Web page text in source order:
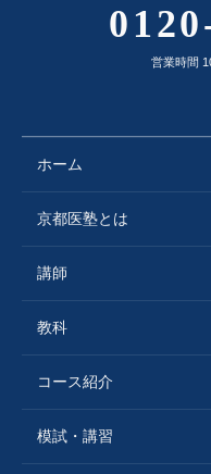
ホーム
京都医塾とは
講師
教科
コース紹介
模試・講習
営業時間